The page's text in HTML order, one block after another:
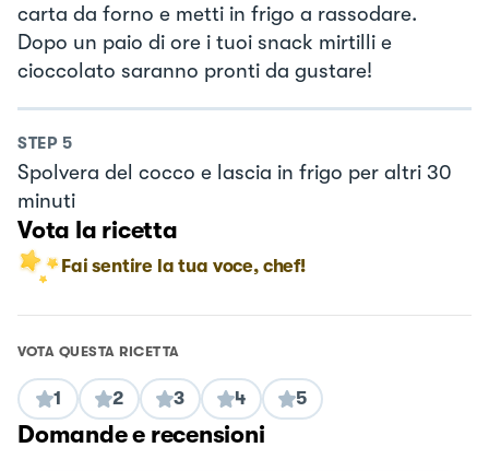
carta da forno e metti in frigo a rassodare.
Dopo un paio di ore i tuoi snack mirtilli e
cioccolato saranno pronti da gustare!
STEP 5
Spolvera del cocco e lascia in frigo per altri 30
minuti
Vota la ricetta
Fai sentire la tua voce, chef!
VOTA QUESTA RICETTA
1 2 3 4 5
Domande e recensioni